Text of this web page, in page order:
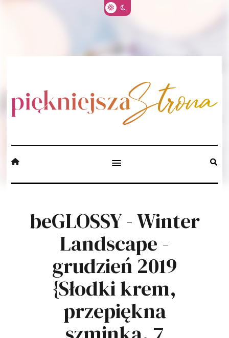
beGLOSSY - Winter
Landscape -
grudzień 2019
{Słodki krem,
przepiękna